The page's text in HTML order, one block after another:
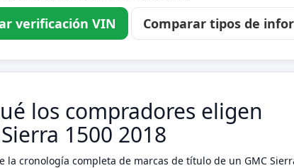
verificación VIN Comparar tipos de
los compradores eligen
1500 2018
la cronología completa de marcas de título de un GMC